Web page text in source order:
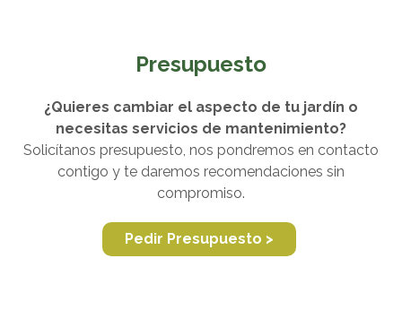
Presupuesto
¿Quieres cambiar el aspecto de tu jardín o
necesitas servicios de mantenimiento?
Solicítanos presupuesto, nos pondremos en contacto
contigo y te daremos recomendaciones sin
compromiso.
Pedir Presupuesto >